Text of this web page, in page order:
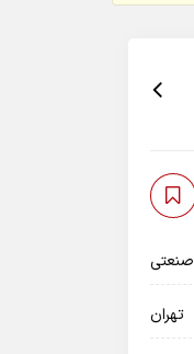
صنعتی
تهران